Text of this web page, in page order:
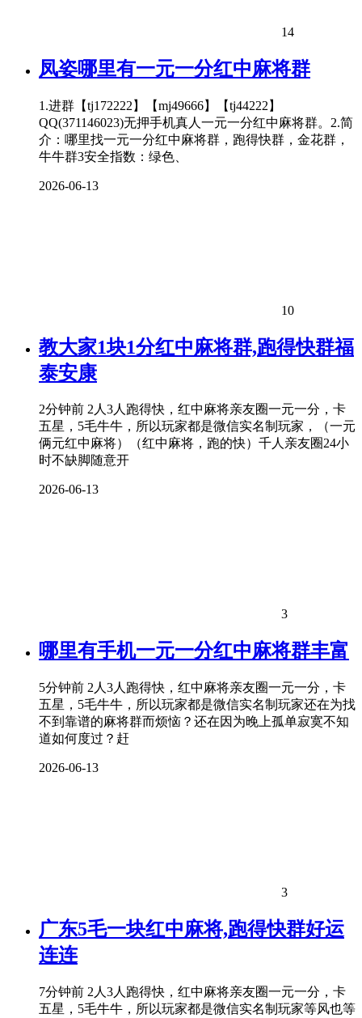
14
凤姿哪里有一元一分红中麻将群
1.进群【tj172222】【mj49666】【tj44222】
QQ(371146023)无押手机真人一元一分红中麻将群。2.简
介：哪里找一元一分红中麻将群，跑得快群，金花群，
牛牛群3安全指数：绿色、
2026-06-13
10
教大家1块1分红中麻将群,跑得快群福
泰安康
2分钟前 2人3人跑得快，红中麻将亲友圈一元一分，卡
五星，5毛牛牛，所以玩家都是微信实名制玩家，（一元
俩元红中麻将）（红中麻将，跑的快）千人亲友圈24小
时不缺脚随意开
2026-06-13
3
哪里有手机一元一分红中麻将群丰富
5分钟前 2人3人跑得快，红中麻将亲友圈一元一分，卡
五星，5毛牛牛，所以玩家都是微信实名制玩家还在为找
不到靠谱的麻将群而烦恼？还在因为晚上孤单寂寞不知
道如何度过？赶
2026-06-13
3
广东5毛一块红中麻将,跑得快群好运
连连
7分钟前 2人3人跑得快，红中麻将亲友圈一元一分，卡
五星，5毛牛牛，所以玩家都是微信实名制玩家等风也等